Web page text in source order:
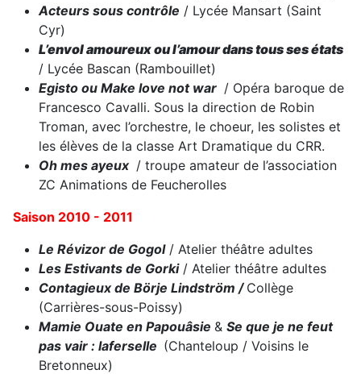
Acteurs sous contrôle / Lycée Mansart (Saint
Cyr)
L’envol amoureux ou l’amour dans tous ses états
/ Lycée Bascan (Rambouillet)
Egisto ou Make love not war / Opéra baroque de
Francesco Cavalli. Sous la direction de Robin
Troman, avec l’orchestre, le choeur, les solistes et
les élèves de la classe Art Dramatique du CRR.
Oh mes ayeux / troupe amateur de l’association
ZC Animations de Feucherolles
Saison 2010 - 2011
Le Révizor de Gogol / Atelier théâtre adultes
Les Estivants de Gorki / Atelier théâtre adultes
Contagieux de Börje Lindström / Collège
(Carrières-sous-Poissy)
Mamie Ouate en Papouâsie & Se que je ne feut
pas vair : laferselle (Chanteloup / Voisins le
Bretonneux)